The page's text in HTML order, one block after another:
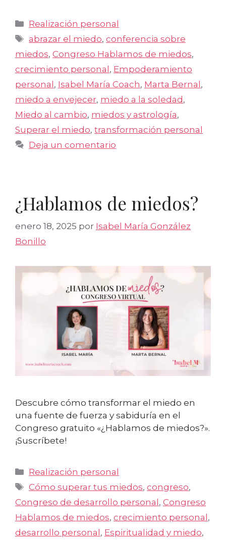
Categorías
Realización personal
Etiquetas
abrazar el miedo,conferencia sobre
miedos, Congreso Hablamos de miedos,
crecimiento personal , Empoderamiento
personal , Isabel María Coach, Marta Bernal ,
miedo a envejecer, miedo a la soledad ,
Miedo al cambio, miedos y astrología,
Superar el miedo, transformación personal
Deja un comentario
¿Hablamos de miedos?
enero 18, 2025 por Isabel María González
Bonillo
Descubre cómo transformar el miedo en
una fuente de fuerza y sabiduría en el
Congreso gratuito «¿Hablamos de miedos?».
¡Suscríbete!
Categorías
Realización personal
Etiquetas
Cómo superar tus miedos,congreso,
Congreso de desarrollo personal , Congreso
Hablamos de miedos, crecimiento personal ,
desarrollo personal , Espiritualidad y miedo,